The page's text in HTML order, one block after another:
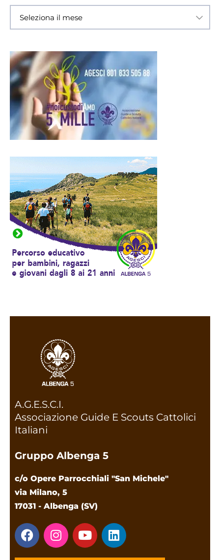
A.G.E.S.C.I.
Associazione Guide E Scouts Cattolici
Italiani
Gruppo Albenga 5
c/o Opere Parrocchiali "San Michele"
via Milano, 5
17031 - Albenga (SV)